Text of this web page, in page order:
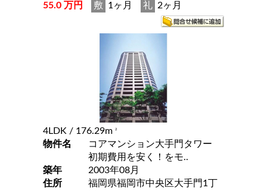
55.0 万円 敷 1ヶ月 礼 2ヶ月
4LDK / 176.29m 2
物件名
コアマンション大手門タワー
初期費用を安く！をモ..
築年
2003年08月
住所
福岡県福岡市中央区大手門1丁